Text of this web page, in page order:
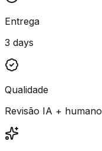
Entrega
3 days
Qualidade
Revisão IA + humano